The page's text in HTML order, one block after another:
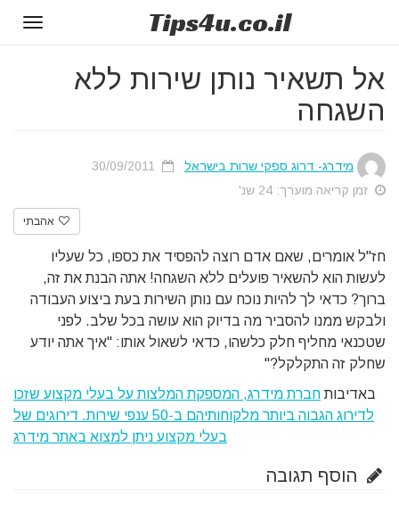
Tips4u.co.il
אל תשאיר נותן שירות ללא
השגחה
מידרג- דרוג ספקי שרות בישראל
זמן קריאה מוערך: 24 שנ'
אהבתי
חז"ל אומרים, שאם אדם רוצה להפסיד את כספו, כל שעליו
לעשות הוא להשאיר פועלים ללא השגחה! אתה הבנת את זה,
ברוך? כדאי לך להיות נוכח עם נותן השירות בעת ביצוע העבודה
ולבקש ממנו להסביר מה בדיוק הוא עושה בכל שלב. לפני
שטכנאי מחליף חלק כלשהו, כדאי לשאול אותו: "איך אתה יודע
שחלק זה התקלקל?"
באדיבות חברת מידרג, המספקת המלצות על בעלי מקצוע שזכו
לדירוג הגבוה ביותר מלקוחותיהם ב-50 ענפי שירות. דירוגים של
בעלי מקצוע ניתן למצוא באתר מידרג
הוסף תגובה